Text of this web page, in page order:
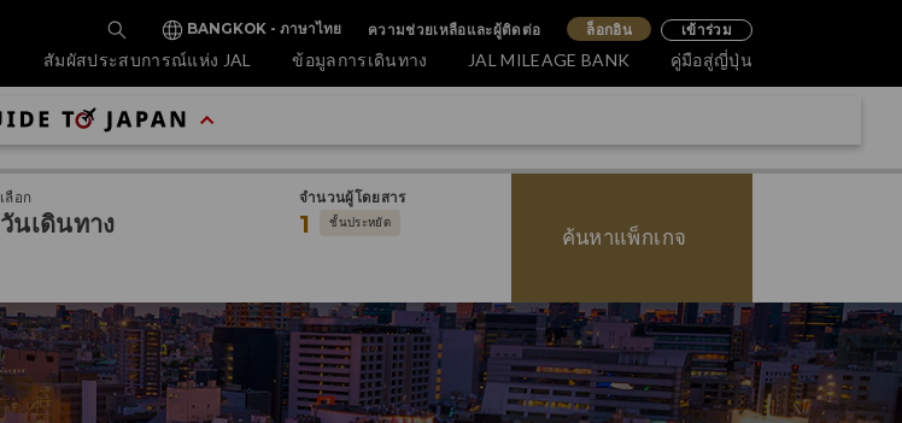
BANGKOK - ภาษาไทย ความช่วยเหลือและผู้ติดต่อ ล็อกอิน เข้าร่วม
สัมผัสประสบการณ์แห่ง JAL ข้อมูลการเดินทาง JAL MILEAGE BANK คู่มือสู่ญี่ปุ่น
เลือก
วันเดินทาง
จำนวนผู้โดยสาร
1 ชั้นประหยัด
ค้นหาแพ็กเกจ